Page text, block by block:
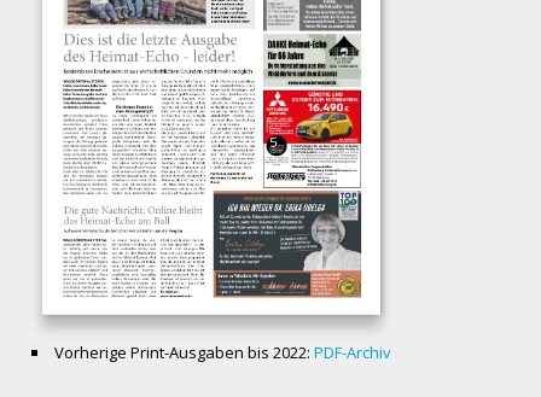
Vorherige Print-Ausgaben bis 2022: PDF-Archiv